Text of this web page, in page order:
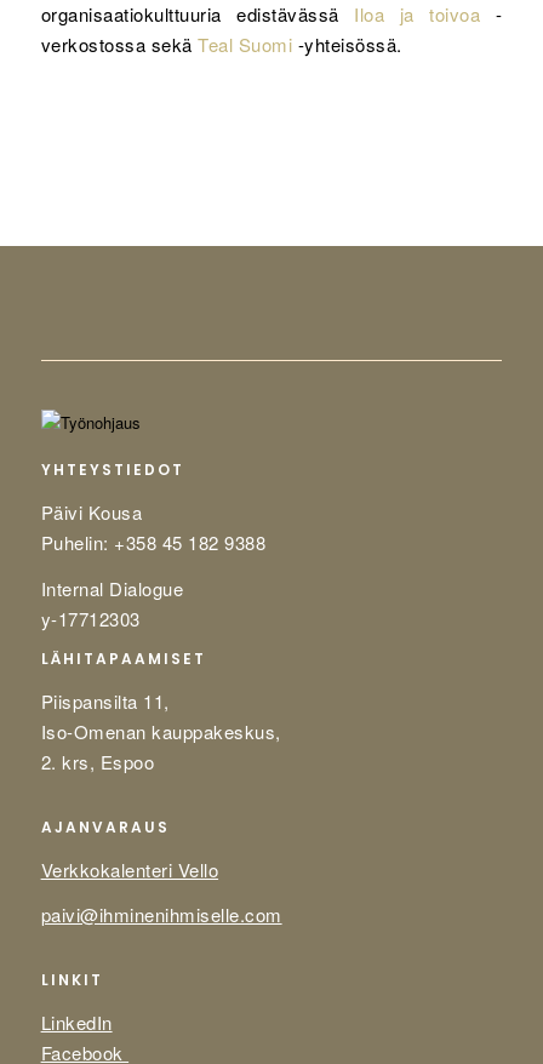
organisaatiokulttuuria edistävässä Iloa ja toivoa -
verkostossa sekäTeal Suomi -yhteisössä.
YHTEYSTIEDOT
Päivi Kousa
Puhelin: +358 45 182 9388
Internal Dialogue
y-17712303
LÄHITAPAAMISET
Piispansilta 11,
Iso-Omenan kauppakeskus,
2. krs, Espoo
AJANVARAUS
Verkkokalenteri Vello
paivi@ihminenihmiselle.com
LINKIT
LinkedIn
Facebook